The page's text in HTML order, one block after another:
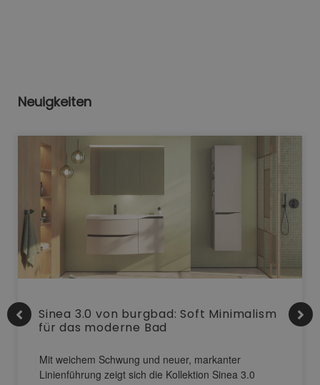
Neuigkeiten
Sinea 3.0 von burgbad: Soft Minimalism
für das moderne Bad
Mit weichem Schwung und neuer, markanter
Linienführung zeigt sich die Kollektion Sinea 3.0